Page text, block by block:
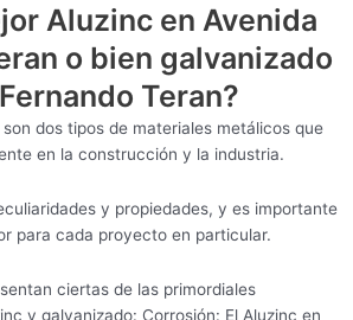
Aluzinc en Avenida
o bien galvanizado
Teran?
dos tipos de materiales metálicos que
en la construcción y la industria.
y propiedades, y es importante
para cada proyecto en particular.
ciertas de las primordiales
y galvanizado: Corrosión: El Aluzinc en